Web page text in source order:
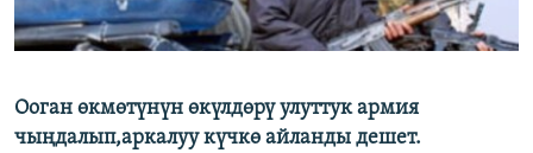
ЭЕ/АРнун бардык сайттары
Ооган өкмөтүнүн өкүлдөрү улуттук армия
чыңдалып,аркалуу күчкө айланды дешет.